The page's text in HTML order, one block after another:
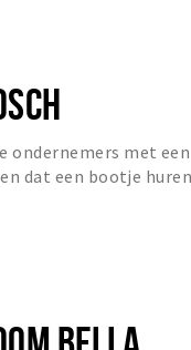
ondernemers met een
dat een bootje huren